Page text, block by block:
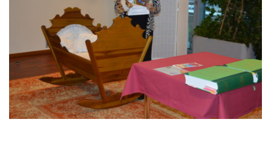
Online katalog
Vzdělávací centrum
Informační centrum pro mládež
Kontakt
Nová budova